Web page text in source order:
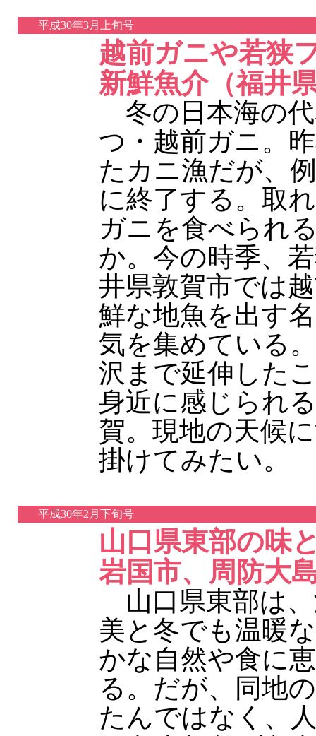
平成30年3月上旬号
越前ガニや若狭
新鮮魚介（福井
冬の日本海の
つ・越前ガニ。
たカニ漁だが、
に終了する。取
ガニを食べられ
か。今の時季、
井県敦賀市では
鮮な地魚を出す
気を集めている
沢まで延伸した
身近に感じられ
賀。現地の天候
掛けてみたい。
平成30年2月下旬号
山口県東部の味
岩国市、周防大
山口県東部は
美と冬でも温暖
かな自然や食に
る。だが、同地
たんではなく、